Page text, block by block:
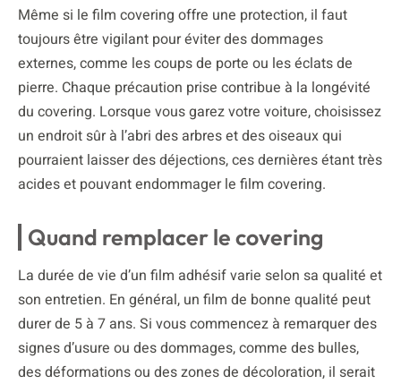
Même si le film covering offre une protection, il faut
toujours être vigilant pour éviter des dommages
externes, comme les coups de porte ou les éclats de
pierre. Chaque précaution prise contribue à la longévité
du covering. Lorsque vous garez votre voiture, choisissez
un endroit sûr à l’abri des arbres et des oiseaux qui
pourraient laisser des déjections, ces dernières étant très
acides et pouvant endommager le film covering.
Quand remplacer le covering
La durée de vie d’un film adhésif varie selon sa qualité et
son entretien. En général, un film de bonne qualité peut
durer de 5 à 7 ans. Si vous commencez à remarquer des
signes d’usure ou des dommages, comme des bulles,
des déformations ou des zones de décoloration, il serait